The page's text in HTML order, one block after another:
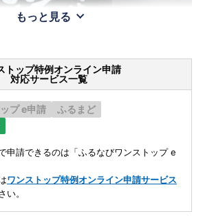
もっと見る
トップ特例オンライン申請
対応サービス一覧
プ e申請
ふるまど
申請できるのは「ふるなびワンストップ e
ワンストップ特例オンライン申請サービス
い。